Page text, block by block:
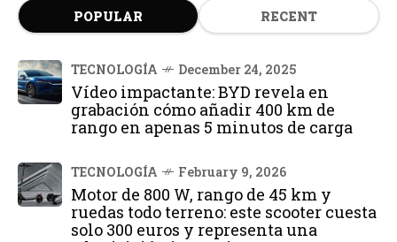
POPULAR RECENT
TECNOLOGÍA December 24, 2025
Vídeo impactante: BYD revela en
grabación cómo añadir 400 km de
rango en apenas 5 minutos de carga
TECNOLOGÍA February 9, 2026
Motor de 800 W, rango de 45 km y
ruedas todo terreno: este scooter cuesta
solo 300 euros y representa una